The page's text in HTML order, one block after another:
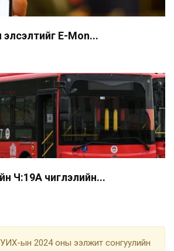
элсэлтийг E-Mon...
Ч:19А чиглэлийн...
ын 2024 оны ээлжит сонгуулийн